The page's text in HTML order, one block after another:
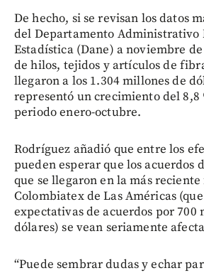
De hecho, si se revisan los datos
del Departamento Administrativo
Estadística (Dane) a noviembre
de hilos, tejidos y artículos de
llegaron a los 1.304 millones de
representó un crecimiento del 8,8
periodo enero-octubre.
Rodríguez añadió que entre los
pueden esperar que los acuerdos
que se llegaron en la más
Colombiatex de Las Américas
expectativas de acuerdos por 700
dólares) se vean seriamente
“Puede sembrar dudas y echar